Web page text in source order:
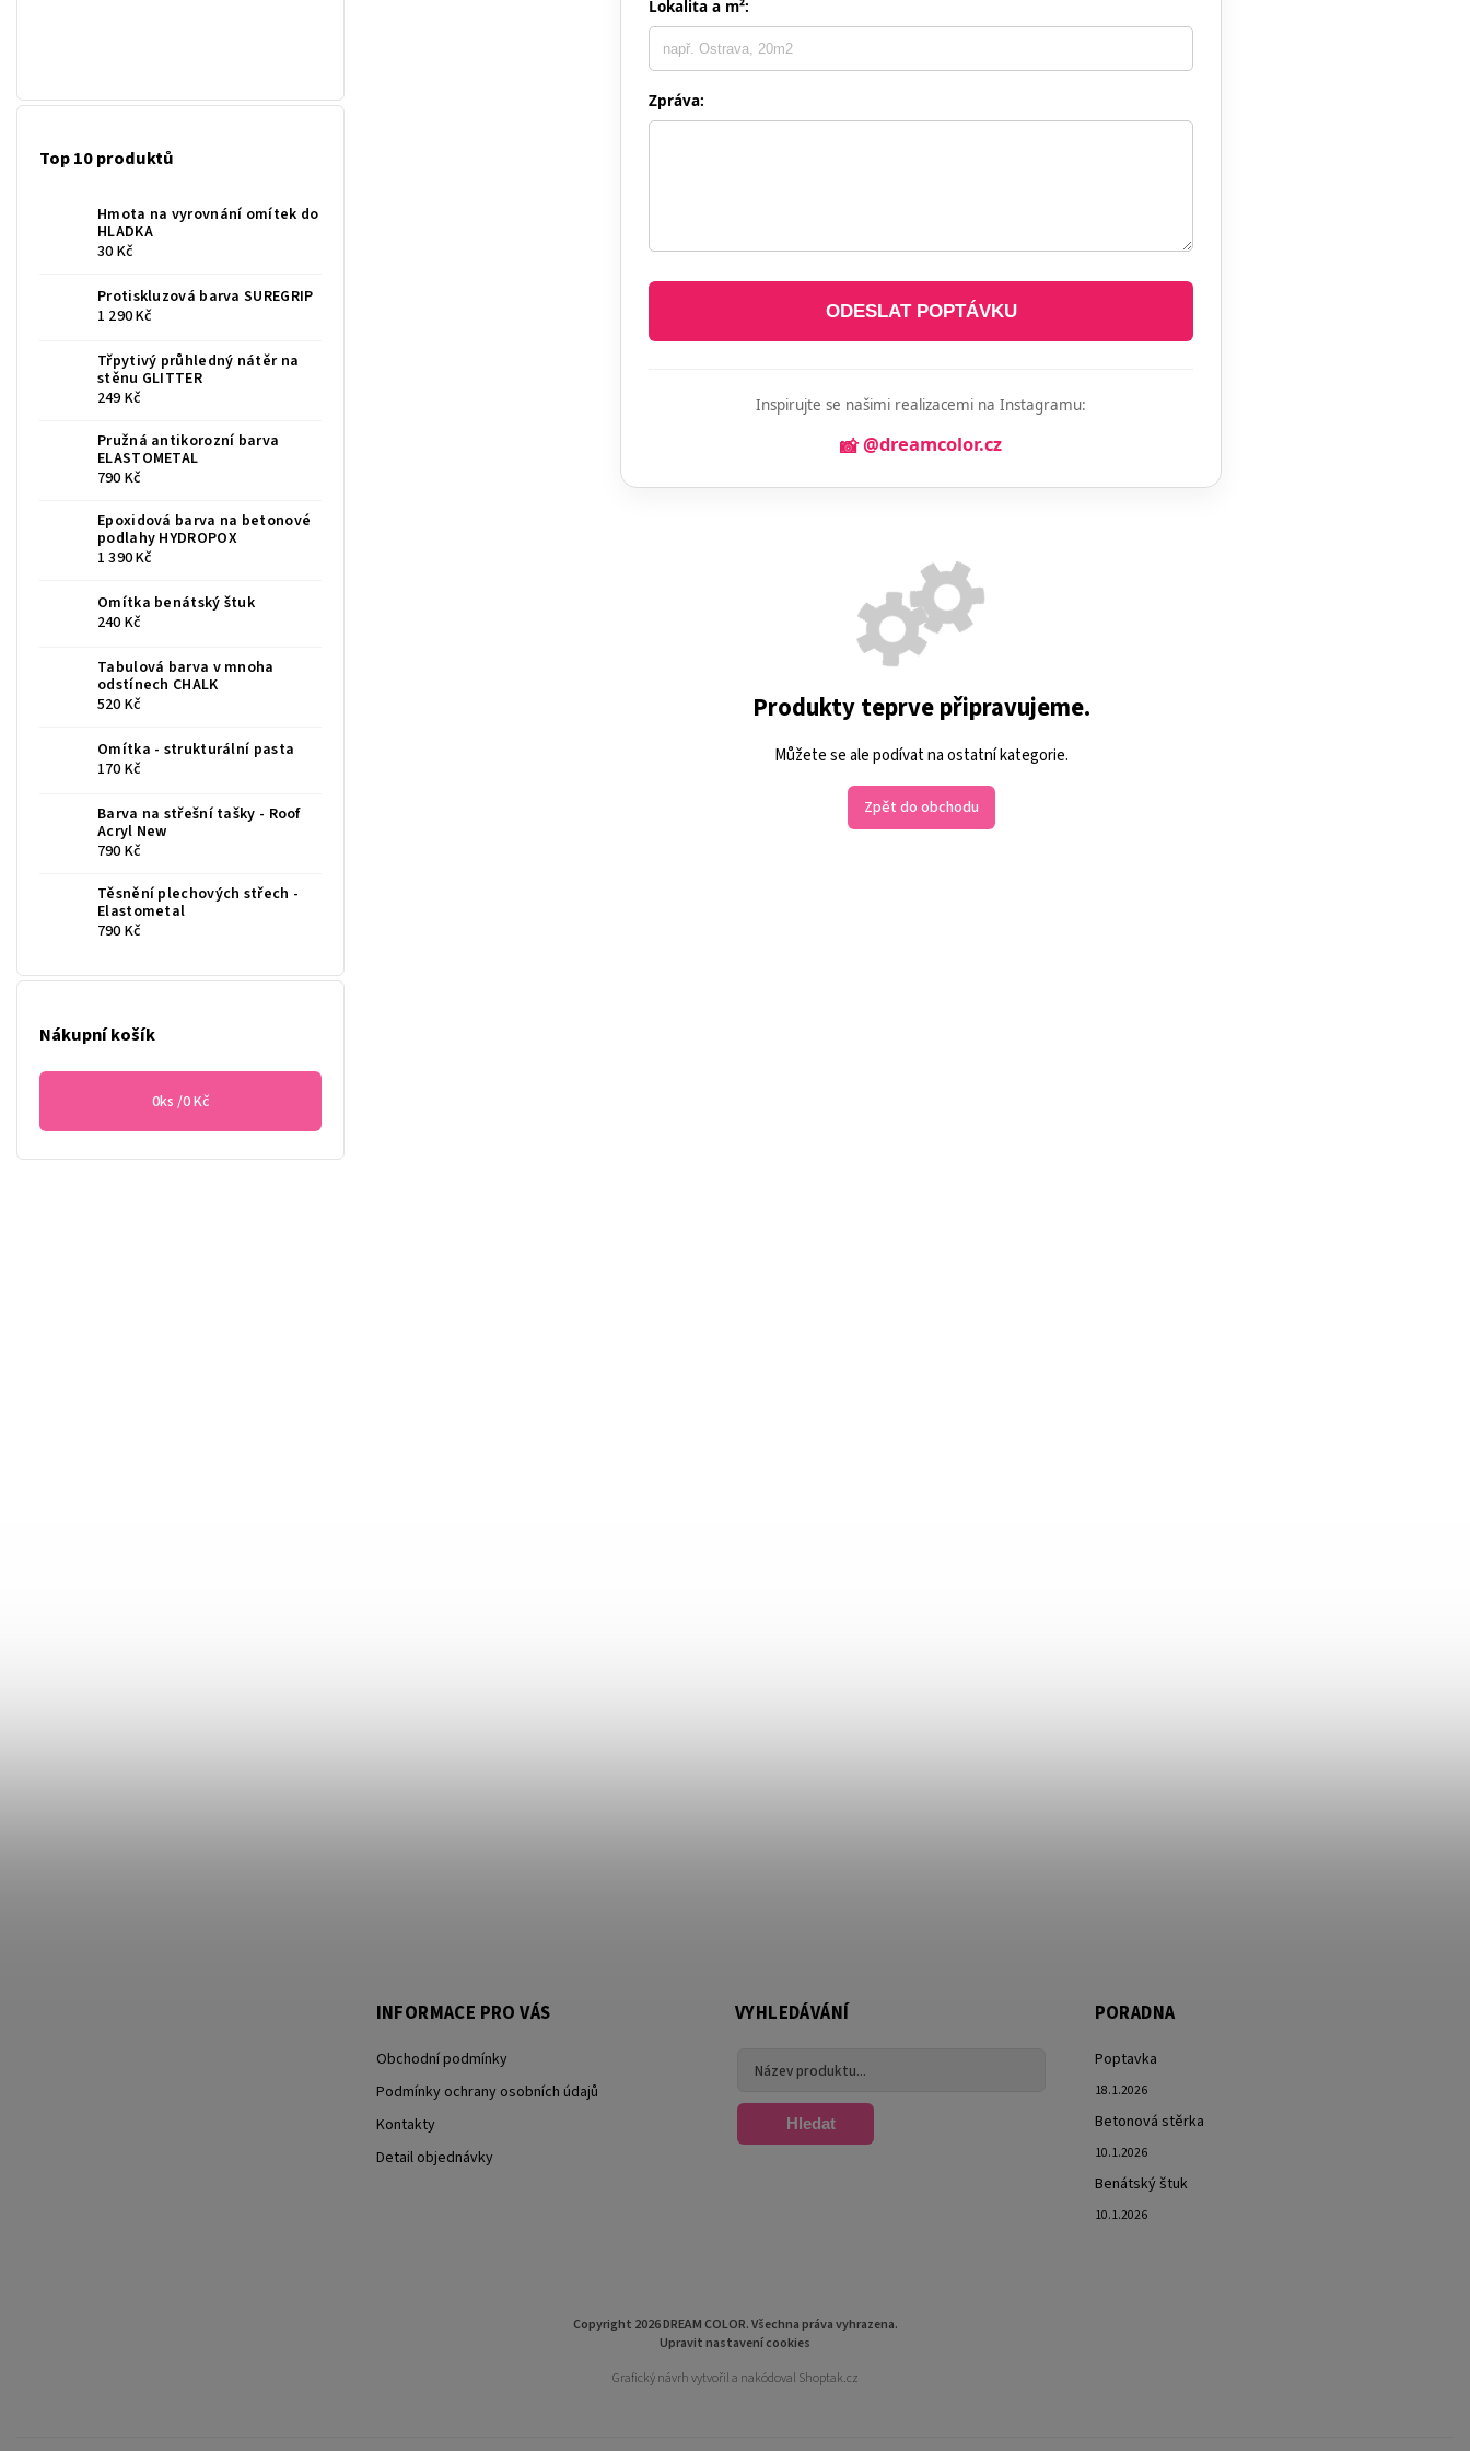
Top 10 produktů
Hmota na vyrovnání omítek do
HLADKA
30 Kč
Protiskluzová barva SUREGRIP
1 290 Kč
Třpytivý průhledný nátěr na
stěnu GLITTER
249 Kč
Pružná antikorozní barva
ELASTOMETAL
790 Kč
Epoxidová barva na betonové
podlahy HYDROPOX
1 390 Kč
Omítka benátský štuk
240 Kč
Tabulová barva v mnoha
odstínech CHALK
520 Kč
Omítka - strukturální pasta
170 Kč
Barva na střešní tašky - Roof
Acryl New
790 Kč
Těsnění plechových střech -
Elastometal
790 Kč
Nákupní košík
0ks /0 Kč
Lokalita a m²:
Zpráva:
ODESLAT POPTÁVKU
Inspirujte se našimi realizacemi na Instagramu:
📸@dreamcolor.cz
Produkty teprve připravujeme.
Můžete se ale podívat na ostatní kategorie.
Zpět do obchodu
INFORMACE PRO VÁS
Obchodní podmínky
Podmínky ochrany osobních údajů
Kontakty
Detail objednávky
VYHLEDÁVÁNÍ
Hledat
PORADNA
Poptavka
18.1.2026
Betonová stěrka
10.1.2026
Benátský štuk
10.1.2026
Copyright 2026DREAM COLOR. Všechna práva vyhrazena.
Upravit nastavení cookies
Grafický návrh vytvořil a nakódoval Shoptak.cz